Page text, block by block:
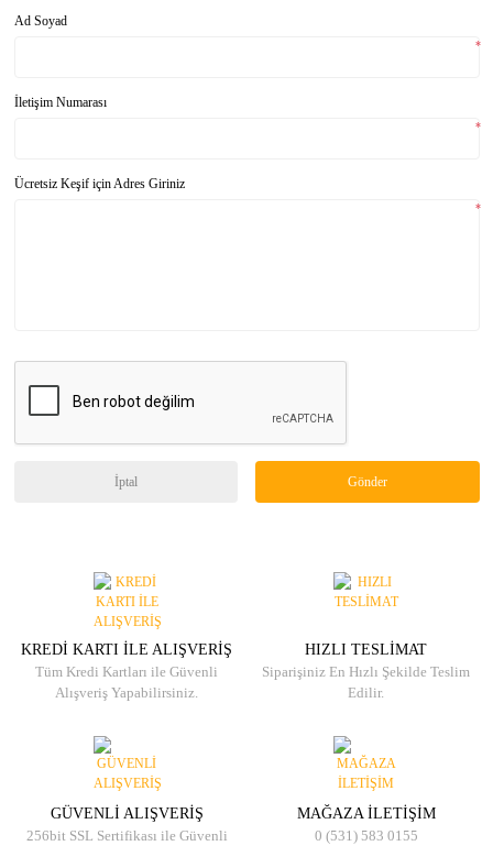
Ad Soyad
*
İletişim Numarası
*
Ücretsiz Keşif için Adres Giriniz
*
İptal Gönder
KREDİ KARTI İLE ALIŞVERİŞ
Tüm Kredi Kartları ile Güvenli
Alışveriş Yapabilirsiniz.
HIZLI TESLİMAT
Siparişiniz En Hızlı Şekilde Teslim
Edilir.
GÜVENLİ ALIŞVERİŞ
256bit SSL Sertifikası ile Güvenli
MAĞAZA İLETİŞİM
0 (531) 583 0155